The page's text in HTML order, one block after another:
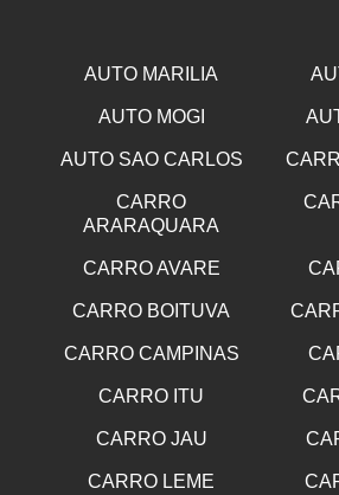
AUTO MARILIA
AUTO MOGI
AUTO SAO CARLOS
CARRO
ARARAQUARA
CARRO AVARE
CARRO BOITUVA
CARRO CAMPINAS
CARRO ITU
CARRO JAU
CARRO LEME